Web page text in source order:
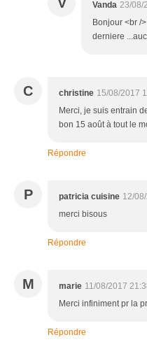
Vanda 23/08/
Bonjour <br /
derniere
C christine 15/08/2017
Merci, je suis entrain
bon 15 août à tout le
Répondre
P patricia cuisine 12/
merci bisous
Répondre
M marie 11/08/2017
Merci infiniment pr la
Répondre